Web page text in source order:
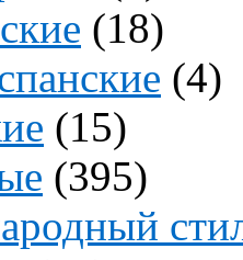
(18)
(4)
(15)
(395)